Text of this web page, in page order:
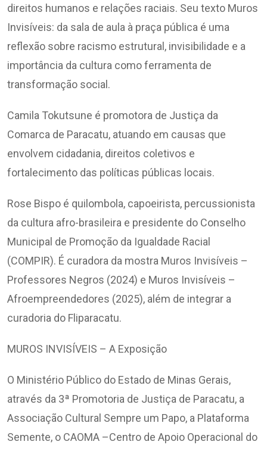
direitos humanos e relações raciais. Seu texto Muros
Invisíveis: da sala de aula à praça pública é uma
reflexão sobre racismo estrutural, invisibilidade e a
importância da cultura como ferramenta de
transformação social.
Camila Tokutsune é promotora de Justiça da
Comarca de Paracatu, atuando em causas que
envolvem cidadania, direitos coletivos e
fortalecimento das políticas públicas locais.
Rose Bispo é quilombola, capoeirista, percussionista
da cultura afro-brasileira e presidente do Conselho
Municipal de Promoção da Igualdade Racial
(COMPIR). É curadora da mostra Muros Invisíveis –
Professores Negros (2024) e Muros Invisíveis –
Afroempreendedores (2025), além de integrar a
curadoria do Fliparacatu.
MUROS INVISÍVEIS – A Exposição
O Ministério Público do Estado de Minas Gerais,
através da 3ª Promotoria de Justiça de Paracatu, a
Associação Cultural Sempre um Papo, a Plataforma
Semente, o CAOMA –Centro de Apoio Operacional do